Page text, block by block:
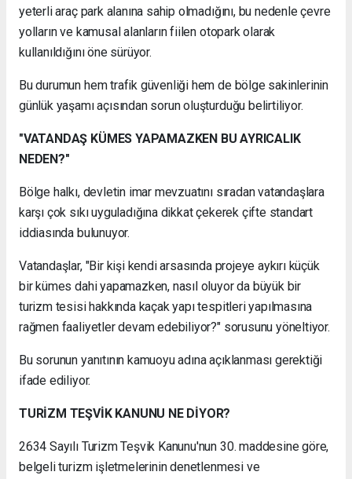
yeterli araç park alanına sahip olmadığını, bu nedenle çevre
yolların ve kamusal alanların fiilen otopark olarak
kullanıldığını öne sürüyor.
Bu durumun hem trafik güvenliği hem de bölge sakinlerinin
günlük yaşamı açısından sorun oluşturduğu belirtiliyor.
"VATANDAŞ KÜMES YAPAMAZKEN BU AYRICALIK
NEDEN?"
Bölge halkı, devletin imar mevzuatını sıradan vatandaşlara
karşı çok sıkı uyguladığına dikkat çekerek çifte standart
iddiasında bulunuyor.
Vatandaşlar, "Bir kişi kendi arsasında projeye aykırı küçük
bir kümes dahi yapamazken, nasıl oluyor da büyük bir
turizm tesisi hakkında kaçak yapı tespitleri yapılmasına
rağmen faaliyetler devam edebiliyor?" sorusunu yöneltiyor.
Bu sorunun yanıtının kamuoyu adına açıklanması gerektiği
ifade ediliyor.
TURİZM TEŞVİK KANUNU NE DİYOR?
2634 Sayılı Turizm Teşvik Kanunu'nun 30. maddesine göre,
belgeli turizm işletmelerinin denetlenmesi ve